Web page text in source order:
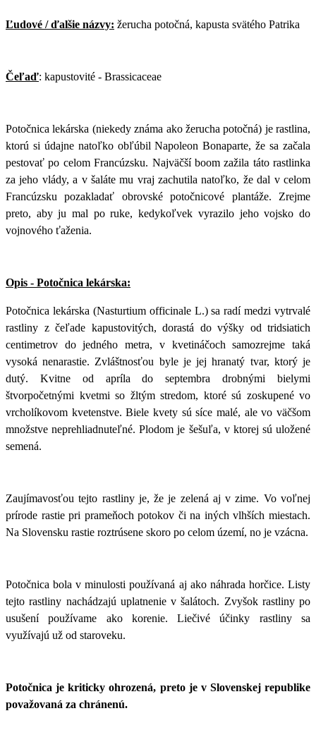
Ľudové / ďalšie názvy: žerucha potočná, kapusta svätého Patrika
Čeľaď: kapustovité - Brassicaceae
Potočnica lekárska (niekedy známa ako žerucha potočná) je rastlina,
ktorú si údajne natoľko obľúbil Napoleon Bonaparte, že sa začala
pestovať po celom Francúzsku. Najväčší boom zažila táto rastlinka
za jeho vlády, a v šaláte mu vraj zachutila natoľko, že dal v celom
Francúzsku pozakladať obrovské potočnicové plantáže. Zrejme
preto, aby ju mal po ruke, kedykoľvek vyrazilo jeho vojsko do
vojnového ťaženia.
Opis - Potočnica lekárska:
Potočnica lekárska (Nasturtium officinale L.) sa radí medzi vytrvalé
rastliny z čeľade kapustovitých, dorastá do výšky od tridsiatich
centimetrov do jedného metra, v kvetináčoch samozrejme taká
vysoká nenarastie. Zvláštnosťou byle je jej hranatý tvar, ktorý je
dutý. Kvitne od apríla do septembra drobnými bielymi
štvorpočetnými kvetmi so žltým stredom, ktoré sú zoskupené vo
vrcholíkovom kvetenstve. Biele kvety sú síce malé, ale vo väčšom
množstve neprehliadnuteľné. Plodom je šešuľa, v ktorej sú uložené
semená.
Zaujímavosťou tejto rastliny je, že je zelená aj v zime. Vo voľnej
prírode rastie pri prameňoch potokov či na iných vlhších miestach.
Na Slovensku rastie roztrúsene skoro po celom území, no je vzácna.
Potočnica bola v minulosti používaná aj ako náhrada horčice. Listy
tejto rastliny nachádzajú uplatnenie v šalátoch. Zvyšok rastliny po
usušení používame ako korenie. Liečivé účinky rastliny sa
využívajú už od staroveku.
Potočnica je kriticky ohrozená, preto je v Slovenskej republike
považovaná za chránenú.